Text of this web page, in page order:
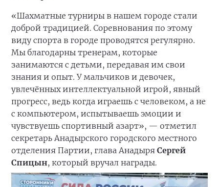
«Шахматные турниры в нашем городе стали
доброй традицией. Соревнования по этому
виду спорта в городе проводятся регулярно.
Мы благодарны тренерам, которые
занимаются с детьми, передавая им свои
знания и опыт. У мальчиков и девочек,
увлечённых интеллектуальной игрой, явный
прогресс, ведь когда играешь с человеком, а не
с компьютером, испытываешь эмоции и
чувствуешь спортивный азарт», — отметил
секретарь Анадырского городского местного
отделения Партии, глава Анадыря Сергей
Спицын, который вручал награды.